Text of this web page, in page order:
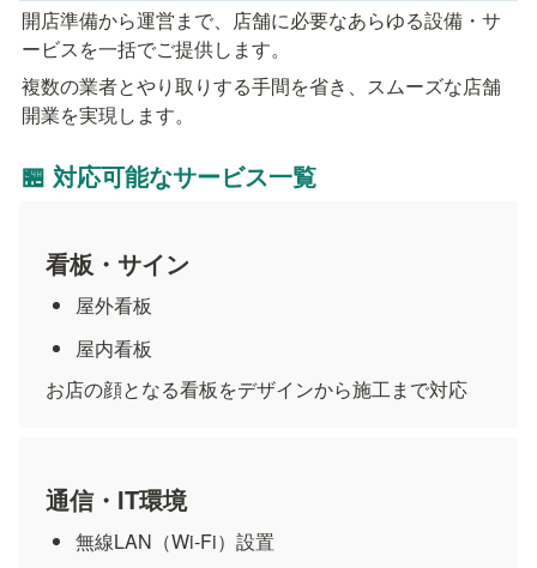
開店準備から運営まで、店舗に必要なあらゆる設備・サ
ービスを一括でご提供します。
複数の業者とやり取りする手間を省き、スムーズな店舗
開業を実現します。
🏪 対応可能なサービス一覧
看板・サイン
屋外看板
屋内看板
お店の顔となる看板をデザインから施工まで対応
通信・IT環境
無線LAN（Wi-Fi）設置